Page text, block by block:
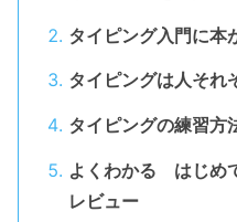
タイピング入門に本
タイピングは人それ
タイピングの練習方
よくわかる はじめ
レビュー